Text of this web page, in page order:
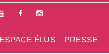
PRESSE
ESPACE ÉLUS